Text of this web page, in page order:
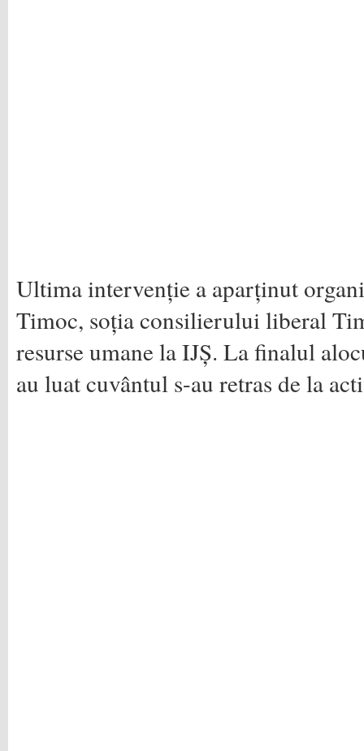
Ultima intervenție a aparținut
Timoc, soția consilierului liberal
resurse umane la IJȘ. La finalul
au luat cuvântul s-au retras de la